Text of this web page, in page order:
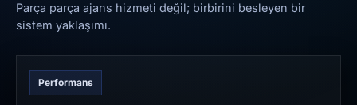
Parça parça ajans hizmeti değil; birbirini besleyen bir
sistem yaklaşımı.
Performans